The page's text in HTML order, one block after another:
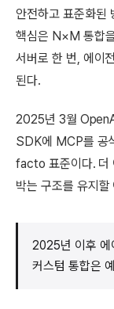
안전하고 표준화된
핵심은 N×M 통합
서버로 한 번, 에이
된다.
2025년 3월
SDK에 MCP를 공
facto 표준이다. 더
박는 구조를 유지할
2025년 이후 에
커스텀 통합은